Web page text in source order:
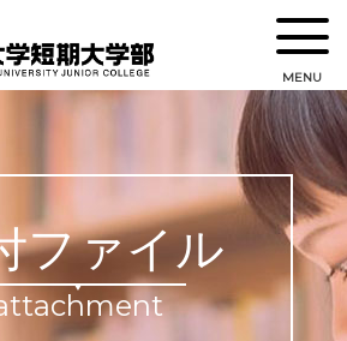
MENU
ファイル